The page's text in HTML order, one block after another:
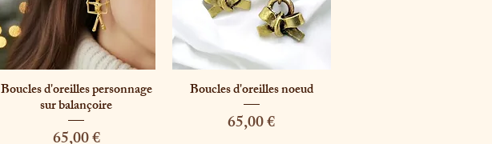
Aperçu rapide
Boucles d'oreilles personnage
sur balançoire
Aperçu rapide
Boucles d'oreilles noeud
Prix
65,00 €